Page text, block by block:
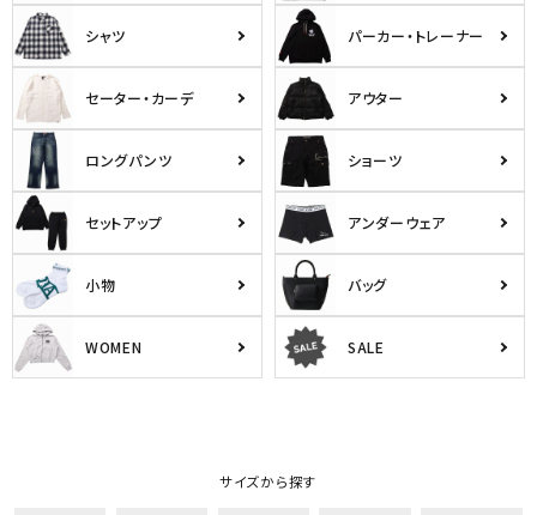
シャツ パーカー・トレーナー
セーター・カーデ アウター
ロングパンツ ショーツ
セットアップ アンダーウェア
小物 バッグ
WOMEN SALE
サイズから探す